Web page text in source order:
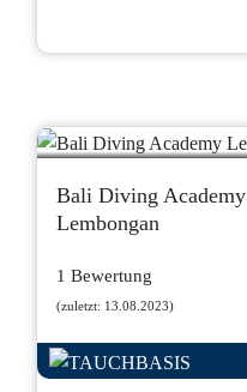
Bali Diving Academy
Lembongan
1 Bewertung
(zuletzt: 13.08.2023)